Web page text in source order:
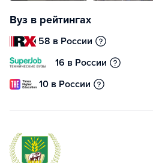
Вуз в рейтингах
58 в России
16 в России
10 в России